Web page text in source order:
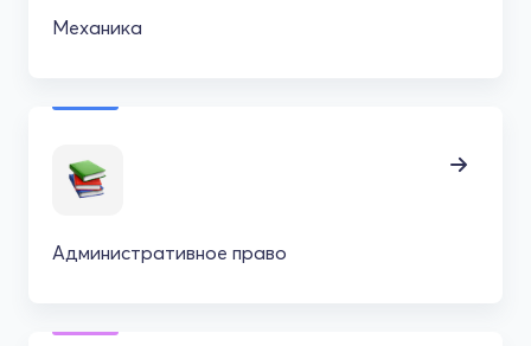
Механика
Административное право